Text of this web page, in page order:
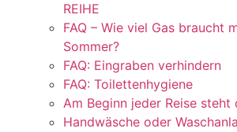
REIHE
FAQ – Wie viel Gas braucht
Sommer?
FAQ: Eingraben verhindern
FAQ: Toilettenhygiene
Am Beginn jeder Reise steht
Handwäsche oder